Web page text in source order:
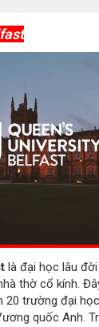
là đại học lâu
thờ cổ kính.
20 trường đại
quốc Anh.